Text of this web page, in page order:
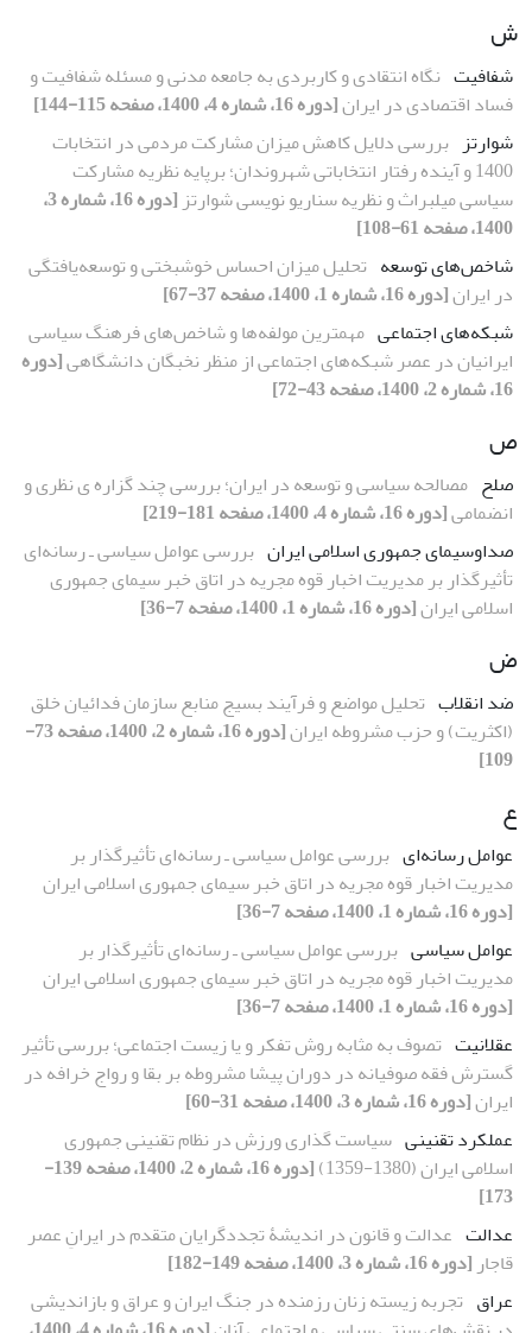
ش
شفافیت نگاه انتقادی و کاربردی به جامعه مدنی و مسئله شفافیت و
فساد اقتصادی در ایران[دوره 16، شماره 4، 1400، صفحه 115-144]
شوارتز بررسی دلایل کاهش میزان مشارکت مردمی در انتخابات
1400 و آینده رفتار انتخاباتی شهروندان؛ برپایه نظریه مشارکت
سیاسی میلبراث و نظریه سناریو نویسی شوارتز
[دوره 16، شماره 3،
1400، صفحه 61-108]
شاخص‌های توسعه تحلیل میزان احساس خوشبختی و توسعه‌یافتگی
در ایران[دوره 16، شماره 1، 1400، صفحه 37-67]
شبکه‌های اجتماعی مهمترین مولفه‌ها و شاخص‌های فرهنگ سیاسی
ایرانیان در عصر شبکه‌های اجتماعی از منظر نخبگان دانشگاهی[دوره
16، شماره 2، 1400، صفحه 43-72]
ص
صلح مصالحه سیاسی و توسعه در ایران؛ بررسی چند گزاره ی نظری و
انضمامی[دوره 16، شماره 4، 1400، صفحه 181-219]
صداوسیمای جمهوری اسلامی ایران بررسی عوامل سیاسی ـ رسانه‌ای
تأثیرگذار بر مدیریت اخبار قوه مجریه در اتاق خبر سیمای جمهوری
اسلامی ایران[دوره 16، شماره 1، 1400، صفحه 7-36]
ض
ضد انقلاب تحلیل مواضع و فرآیند بسیج منابع سازمان فدائیان خلق
(اکثریت) و حزب مشروطه ایران
[دوره 16، شماره 2، 1400، صفحه 73-
109]
ع
عوامل رسانه‌ای بررسی عوامل سیاسی ـ رسانه‌ای تأثیرگذار بر
مدیریت اخبار قوه مجریه در اتاق خبر سیمای جمهوری اسلامی ایران
[دوره 16، شماره 1، 1400، صفحه 7-36]
عوامل سیاسی بررسی عوامل سیاسی ـ رسانه‌ای تأثیرگذار بر
مدیریت اخبار قوه مجریه در اتاق خبر سیمای جمهوری اسلامی ایران
[دوره 16، شماره 1، 1400، صفحه 7-36]
عقلانیت تصوف به مثابه روش تفکر و یا زیست اجتماعی؛ بررسی تأثیر
گسترش فقه صوفیانه در دوران پیشا مشروطه بر بقا و رواج خرافه در
ایران[دوره 16، شماره 3، 1400، صفحه 31-60]
عملکرد تقنینی سیاست گذاری ورزش در نظام تقنینی جمهوری
اسلامی ایران (1380-1359)
[دوره 16، شماره 2، 1400، صفحه 139-
173]
عدالت عدالت و قانون در اندیشۀ تجددگرایان متقدم در ایرانِ عصر
قاجار [دوره 16، شماره 3، 1400، صفحه 149-182]
عراق تجربه زیسته زنان رزمنده در جنگ ایران و عراق و بازاندیشی